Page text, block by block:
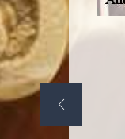
de
de votre